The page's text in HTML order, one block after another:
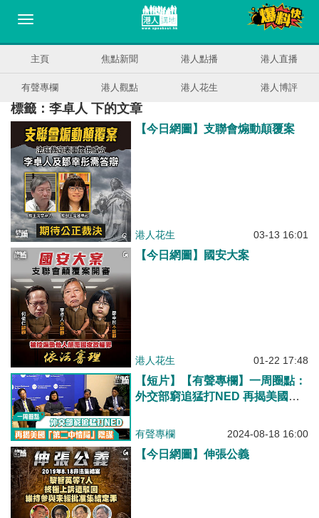
主頁 焦點新聞 港人點播 港人直播
有聲專欄 港人觀點 港人花生 港人博評
標籤：李卓人 下的文章
【今日網圖】支聯會煽動顛覆案
港人花生 03-13 16:01
【今日網圖】國安大案
港人花生 01-22 17:48
【短片】【有聲專欄】一周圈點：
外交部窮追猛打NED 再揭美國
有聲專欄 2024-08-18 16:00
【今日網圖】伸張公義